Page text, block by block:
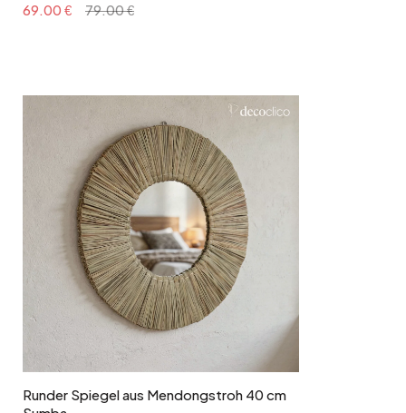
69.00 € 79.00 €
In den Warenkorb
Runder Spiegel aus Mendongstroh 40 cm